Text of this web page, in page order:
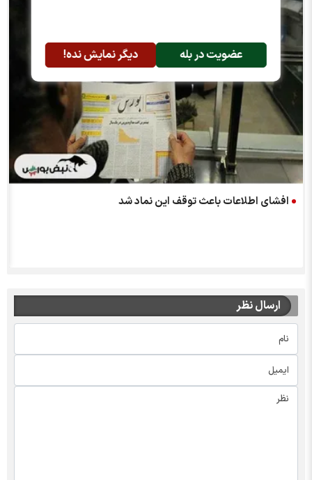
عضویت در بله دیگر نمایش نده!
افشای اطلاعات باعث توقف این نماد شد
ارسال نظر